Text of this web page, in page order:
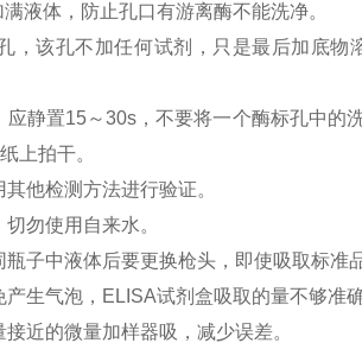
液体，防止孔口有游离酶不能洗净。
，该孔不加任何试剂，只是最后加底物
静置15～30s，不要将一个酶标孔中的
上拍干。
他检测方法进行验证。
勿使用自来水。
子中液体后要更换枪头，即使吸取标准
生气泡，ELISA试剂盒吸取的量不够准确
近的微量加样器吸，减少误差。